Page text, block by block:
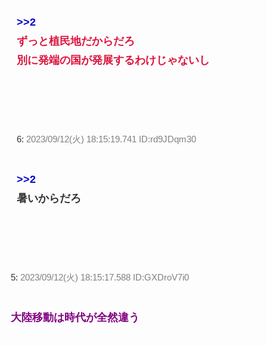
>>2
ずっと植民地だからだろ
別に発端の国が発展するわけじゃないし
6: 2023/09/12(火) 18:15:19.741 ID:rd9JDqm30
>>2
暑いからだろ
5: 2023/09/12(火) 18:15:17.588 ID:GXDroV7i0
大陸移動は時代が全然違う